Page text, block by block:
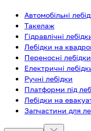
Автомобільні
Такелаж
Гідравлічні
Лебідки на
Переносні лебідки
Електричні
Ручні лебідки
Платформи під
Лебідки на
Запчастини для